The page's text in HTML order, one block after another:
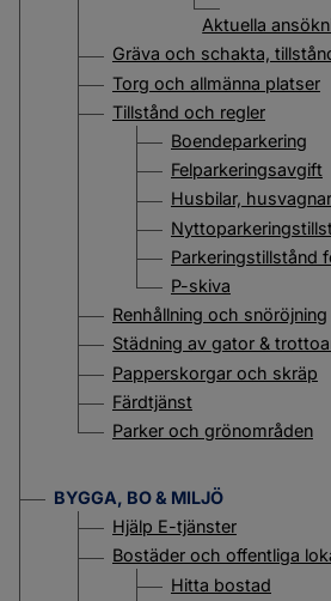
Gräva och schakta,
Torg och allmänna platser
Tillstånd och regler
Boendeparkering
Felparkeringsavgift
Husbilar, husvagnar
Parkeringstillstånd
P-skiva
Renhållning och snöröjning
Städning av gator &
Papperskorgar och skräp
Färdtjänst
Parker och grönområden
BYGGA, BO & MILJÖ
Hjälp E-tjänster
Bostäder och offentliga
Hitta bostad